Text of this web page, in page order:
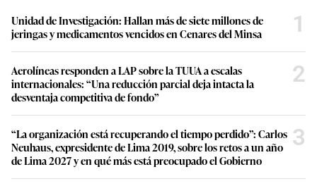
Unidad de Investigación: Hallan más de siete millones de
jeringas y medicamentos vencidos en Cenares del Minsa
1
Aerolíneas responden a LAP sobre la TUUA a escalas
internacionales: “Una reducción parcial deja intacta la
desventaja competitiva de fondo”
2
“La organización está recuperando el tiempo perdido”: Carlos
Neuhaus, expresidente de Lima 2019, sobre los retos a un año
de Lima 2027 y en qué más está preocupado el Gobierno
3